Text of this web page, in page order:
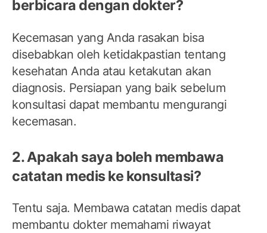
berbicara dengan dokter?
Kecemasan yang Anda rasakan bisa
disebabkan oleh ketidakpastian tentang
kesehatan Anda atau ketakutan akan
diagnosis. Persiapan yang baik sebelum
konsultasi dapat membantu mengurangi
kecemasan.
2. Apakah saya boleh membawa
catatan medis ke konsultasi?
Tentu saja. Membawa catatan medis dapat
membantu dokter memahami riwayat